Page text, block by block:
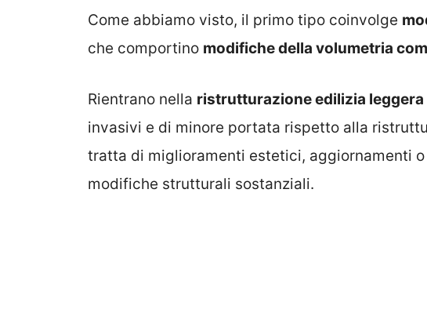
Come abbiamo visto, il primo tipo coinvolge
che comportino modifiche della volumetria
Rientrano nella ristrutturazione edilizia leggera
invasivi e di minore portata rispetto alla
tratta di miglioramenti estetici, aggiornamenti
modifiche strutturali sostanziali.